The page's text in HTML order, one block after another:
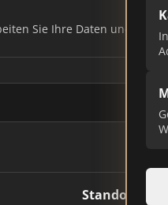
Sie Ihre Daten und
Standort: